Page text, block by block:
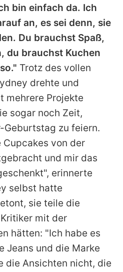
bin einfach da. Ich
an, es sei denn, sie
Du brauchst Spaß,
du brauchst Kuchen
Trotz des vollen
drehte und
mehrere Projekte
sogar noch Zeit,
Geburtstag zu feiern.
von der
und mir das
erinnerte
selbst hatte
sie teile die
mit der
hätten: "Ich habe es
Jeans und die Marke
die Ansichten nicht, die